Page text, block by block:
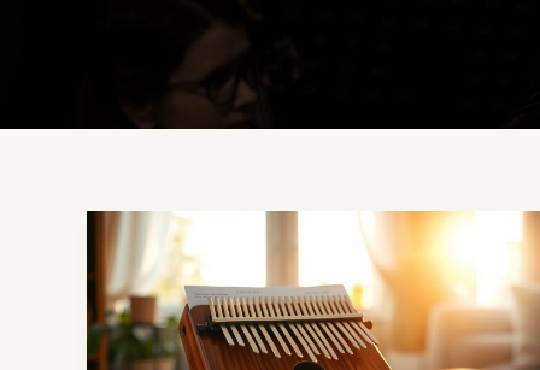
Partition
kalimba
8
lames
facile